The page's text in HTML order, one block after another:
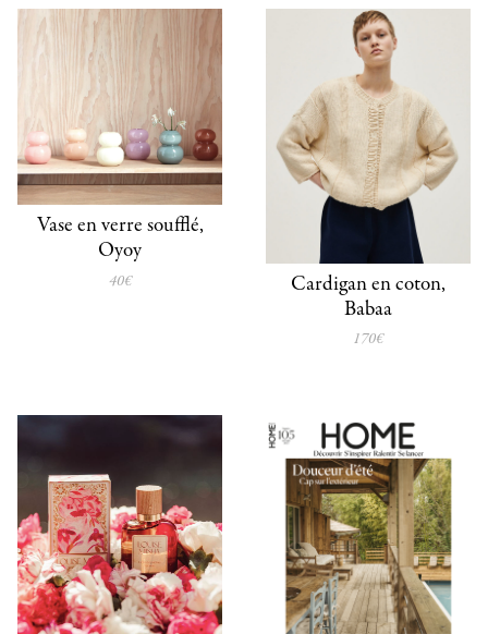
Vase en verre soufflé,
Oyoy
40€
Cardigan en coton,
Babaa
170€